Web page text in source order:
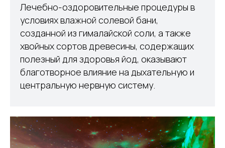
Лечебно-оздоровительные процедуры в
условиях влажной солевой бани,
созданной из гималайской соли, а также
хвойных сортов древесины, содержащих
полезный для здоровья йод, оказывают
благотворное влияние на дыхательную и
центральную нервную систему.